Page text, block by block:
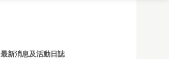
最新消息及活動日誌